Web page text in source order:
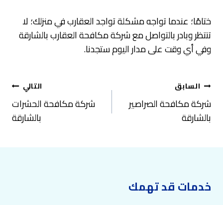
ختامًا؛ عندما تواجه مشكلة تواجد العقارب في منزلك؛ لا
تنتظر وبادر بالتواصل مع شركة مكافحة العقارب بالشارقة
وفي أي وقت على مدار اليوم ستجدنا.
تصفّح
المقالات
السابق
شركة مكافحة الصراصير
بالشارقة
التالي
شركة مكافحة الحشرات
بالشارقة
خدمات قد تهمك